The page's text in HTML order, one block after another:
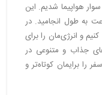
هواپیما شدیم. این
به طول انجامید. در
و انرژی‌مان را برای
جذاب و متنوعی در
برایمان کوتاه‌تر و